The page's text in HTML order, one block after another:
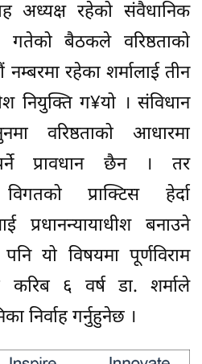
अध्यक्ष रहेको संवैधानिक
बैठकले वरिष्ठताको
नम्बरमा रहेका शर्मालाई तीन
नियुक्ति ग¥यो । संविधान
वरिष्ठताको आधारमा
प्रावधान छैन । तर
प्राक्टिस हेर्दा
प्रधानन्यायाधीश बनाउने
यो विषयमा पूर्णविराम
६ वर्ष डा. शर्माले
निर्वाह गर्नुहुनेछ ।